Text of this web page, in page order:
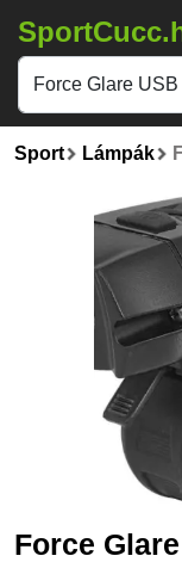
Sport Lámpák
Force